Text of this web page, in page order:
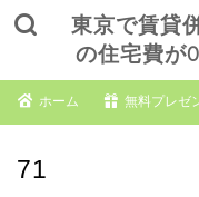
東京で賃貸
の住宅費が
ホーム 無料プレゼ
71